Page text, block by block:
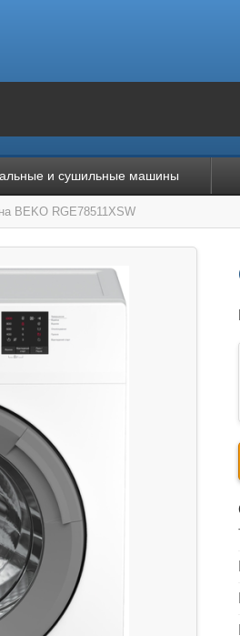
и сушильные машины
BEKO RGE78511XSW